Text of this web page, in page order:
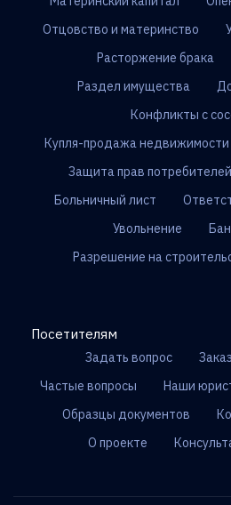
Отцовство и материнство
Расторжение брака
Раздел имущества
Конфликты с
Купля-продажа недвижимости
Защита прав потребителей
Больничный лист
Увольнение
Разрешение на
Посетителям
Задать вопрос
Частые вопросы
Наши
Образцы документов
О проекте